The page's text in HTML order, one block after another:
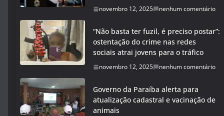
novembro 12, 2025 nenhum comentário
“Não basta ter fuzil, é preciso postar”:
ostentação do crime nas redes
sociais atrai jovens para o tráfico
novembro 12, 2025 nenhum comentário
Governo da Paraíba alerta para
atualização cadastral e vacinação de
animais